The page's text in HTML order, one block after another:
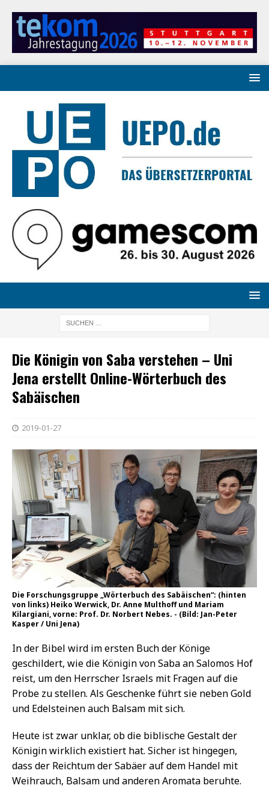
Die Königin von Saba verstehen – Uni
Jena erstellt Online-Wörterbuch des
Sabäischen
2019-01-27
Die Forschungsgruppe „Wörterbuch des Sabäischen“: (hinten
von links) Heiko Werwick, Dr. Anne Multhoff und Mariam
Kilargiani, vorne: Prof. Dr. Norbert Nebes. - (Bild: Jan-Peter
Kasper / Uni Jena)
In der Bibel wird im ersten Buch der Könige
geschildert, wie die Königin von Saba an Salomos Hof
reist, um den Herrscher Israels mit Fragen auf die
Probe zu stellen. Als Geschenke führt sie neben Gold
und Edelsteinen auch Balsam mit sich.
Heute ist zwar unklar, ob die biblische Gestalt der
Königin wirklich existiert hat. Sicher ist hingegen,
dass der Reichtum der Sabäer auf dem Handel mit
Weihrauch, Balsam und anderen Aromata beruhte.